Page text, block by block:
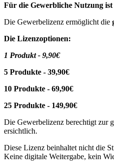
Für die Gewerbliche Nutzung
Die Gewerbelizenz ermöglicht die
Die Lizenzoptionen:
1 Produkt - 9,90€
5 Produkte - 39,90€
10 Produkte - 69,90€
25 Produkte - 149,90€
Die Gewerbelizenz berechtigt zur
ersichtlich.
Diese Lizenz beinhaltet nicht die
Keine digitale Weitergabe, kein